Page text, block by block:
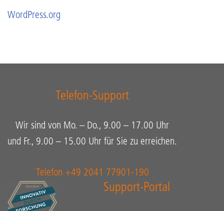
WordPress.org
Telefon-Support
Wir sind von Mo. – Do., 9.00 – 17.00 Uhr
und Fr., 9.00 – 15.00 Uhr für Sie zu erreichen.
Telefon +49 2041 77901-190
Support-Portal